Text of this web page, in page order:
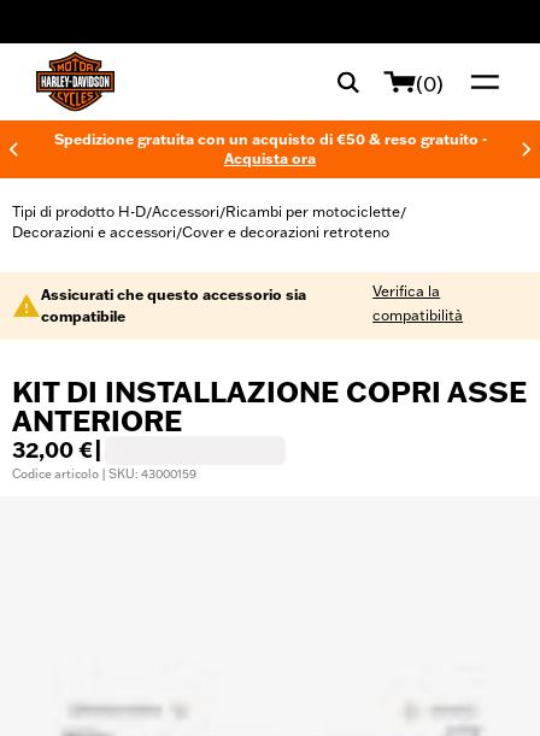
(0)
Spedizione gratuita con un acquisto di €50 & reso gratuito -
Acquista ora
Tipi di prodotto H-D/Accessori/Ricambi per motociclette/
Decorazioni e accessori/Cover e decorazioni retroteno
Assicurati che questo accessorio sia
compatibile
Verifica la
compatibilità
KIT DI INSTALLAZIONE COPRI ASSE
ANTERIORE
32,00 €
Codice articolo | SKU: 43000159